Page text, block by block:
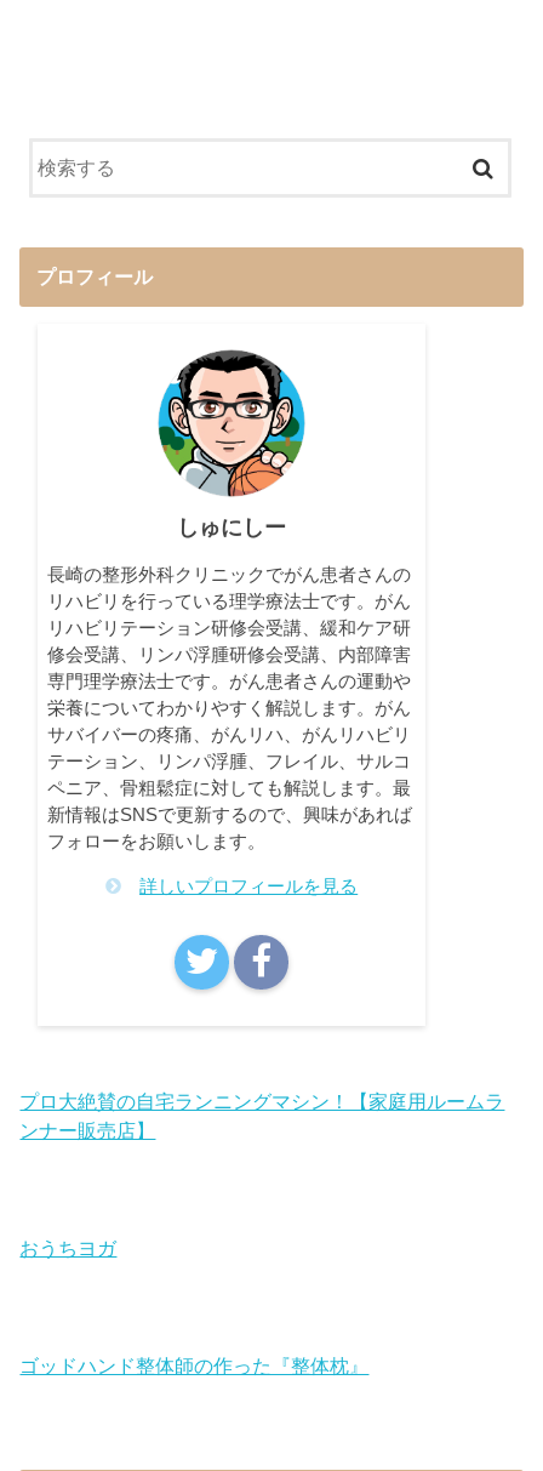
プロフィール
しゅにしー
長崎の整形外科クリニックでがん患者さんの
リハビリを行っている理学療法士です。がん
リハビリテーション研修会受講、緩和ケア研
修会受講、リンパ浮腫研修会受講、内部障害
専門理学療法士です。がん患者さんの運動や
栄養についてわかりやすく解説します。がん
サバイバーの疼痛、がんリハ、がんリハビリ
テーション、リンパ浮腫、フレイル、サルコ
ペニア、骨粗鬆症に対しても解説します。最
新情報はSNSで更新するので、興味があれば
フォローをお願いします。
詳しいプロフィールを見る
プロ大絶賛の自宅ランニングマシン！【家庭用ルームラ
ンナー販売店】
おうちヨガ
ゴッドハンド整体師の作った『整体枕』